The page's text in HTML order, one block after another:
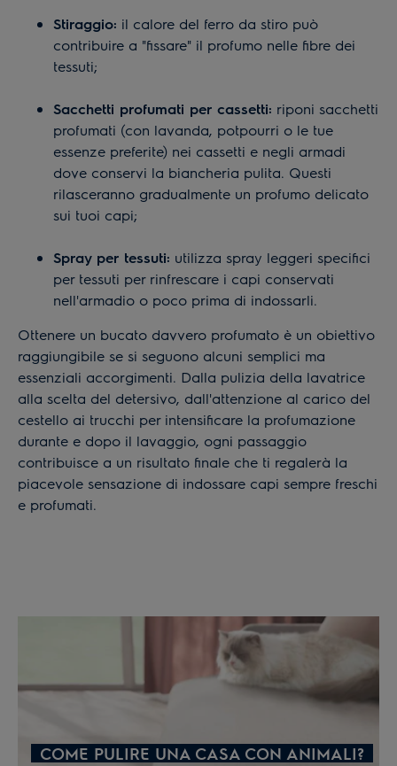
Stiraggio: il calore del ferro da stiro può
contribuire a "fissare" il profumo nelle fibre dei
tessuti;
Sacchetti profumati per cassetti: riponi sacchetti
profumati (con lavanda, potpourri o le tue
essenze preferite) nei cassetti e negli armadi
dove conservi la biancheria pulita. Questi
rilasceranno gradualmente un profumo delicato
sui tuoi capi;
Spray per tessuti: utilizza spray leggeri specifici
per tessuti per rinfrescare i capi conservati
nell'armadio o poco prima di indossarli.
Ottenere un bucato davvero profumato è un obiettivo
raggiungibile se si seguono alcuni semplici ma
essenziali accorgimenti. Dalla pulizia della lavatrice
alla scelta del detersivo, dall'attenzione al carico del
cestello ai trucchi per intensificare la profumazione
durante e dopo il lavaggio, ogni passaggio
contribuisce a un risultato finale che ti regalerà la
piacevole sensazione di indossare capi sempre freschi
e profumati.
COME PULIRE UNA CASA CON ANIMALI?